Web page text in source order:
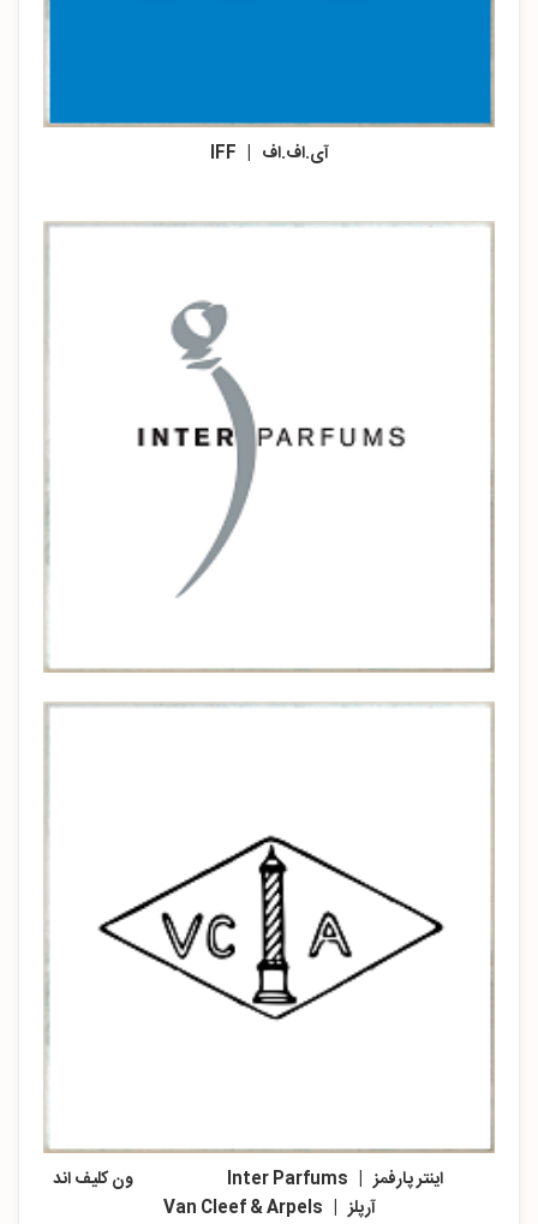
آی.اف.اف | IFF
اینتر پارفمز | Inter Parfums ون کلیف اند
آرپلز | Van Cleef & Arpels